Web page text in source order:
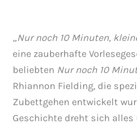
„Nur noch 10 Minuten,
eine zauberhafte
beliebten Nur noch 10
Rhiannon Fielding, die
Zubettgehen entwickelt
Geschichte dreht sich